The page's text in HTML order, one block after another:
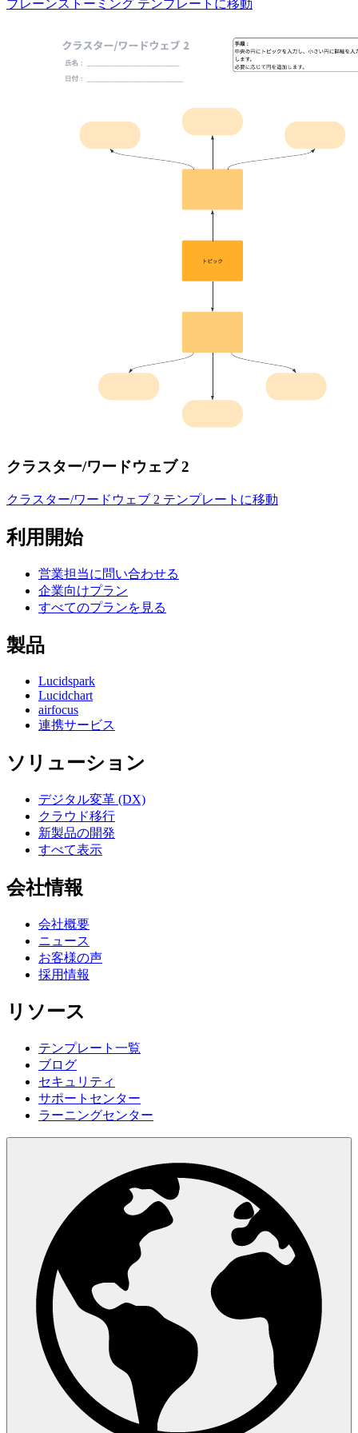
ブレーンストーミング テンプレートに移動
クラスター/ワードウェブ 2
クラスター/ワードウェブ 2 テンプレートに移動
利用開始
営業担当に問い合わせる
企業向けプラン
すべてのプランを見る
製品
Lucidspark
Lucidchart
airfocus
連携サービス
ソリューション
デジタル変革 (DX)
クラウド移行
新製品の開発
すべて表示
会社情報
会社概要
ニュース
お客様の声
採用情報
リソース
テンプレート一覧
ブログ
セキュリティ
サポートセンター
ラーニングセンター